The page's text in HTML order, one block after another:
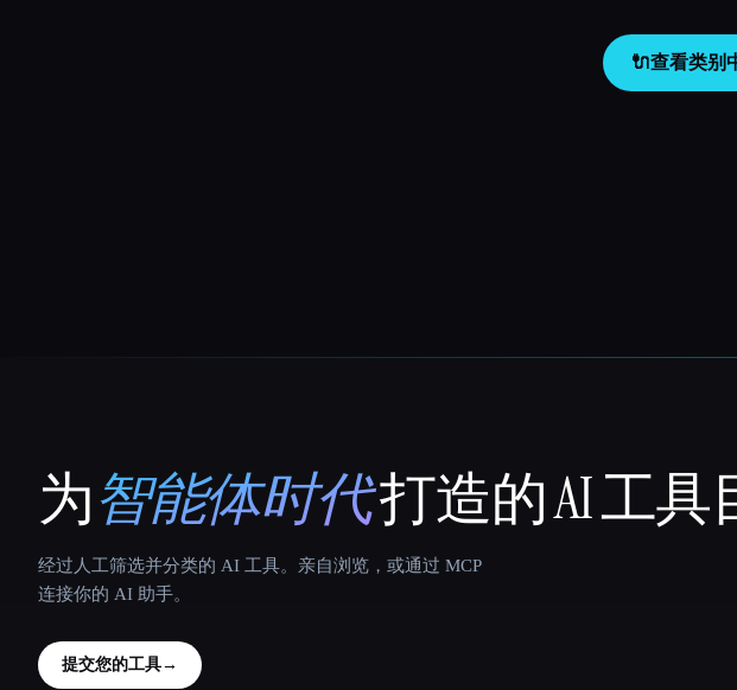
🔌查看类别
That AI Collection
为智能体时代打造的 AI 工具
经过人工筛选并分类的 AI 工具。亲自浏览，或通过 MCP
连接你的 AI 助手。
提交您的工具→